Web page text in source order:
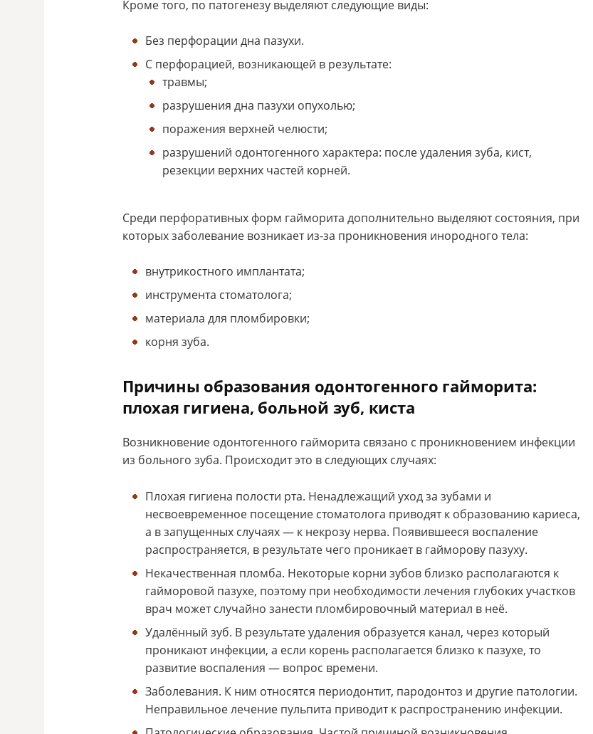
Кроме того, по патогенезу выделяют следующие виды:
Без перфорации дна пазухи.
С перфорацией, возникающей в результате:
травмы;
разрушения дна пазухи опухолью;
поражения верхней челюсти;
разрушений одонтогенного характера: после удаления зуба, кист,
резекции верхних частей корней.
Среди перфоративных форм гайморита дополнительно выделяют состояния, при
которых заболевание возникает из-за проникновения инородного тела:
внутрикостного имплантата;
инструмента стоматолога;
материала для пломбировки;
корня зуба.
Причины образования одонтогенного гайморита:
плохая гигиена, больной зуб, киста
Возникновение одонтогенного гайморита связано с проникновением инфекции
из больного зуба. Происходит это в следующих случаях:
Плохая гигиена полости рта. Ненадлежащий уход за зубами и
несвоевременное посещение стоматолога приводят к образованию кариеса,
а в запущенных случаях — к некрозу нерва. Появившееся воспаление
распространяется, в результате чего проникает в гайморову пазуху.
Некачественная пломба. Некоторые корни зубов близко располагаются к
гайморовой пазухе, поэтому при необходимости лечения глубоких участков
врач может случайно занести пломбировочный материал в неё.
Удалённый зуб. В результате удаления образуется канал, через который
проникают инфекции, а если корень располагается близко к пазухе, то
развитие воспаления — вопрос времени.
Заболевания. К ним относятся периодонтит, пародонтоз и другие патологии.
Неправильное лечение пульпита приводит к распространению инфекции.